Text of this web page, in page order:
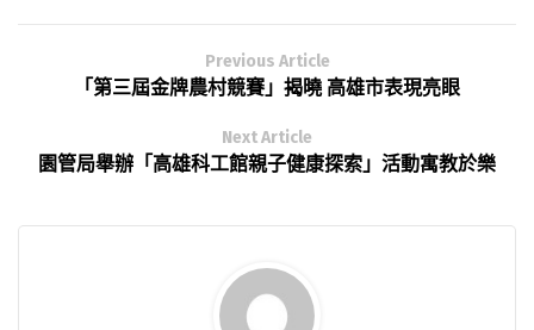
Previous Article
「第三屆金牌農村競賽」揭曉 高雄市表現亮眼
Next Article
園管局舉辦「高雄科工館親子健康探索」活動寓教於樂